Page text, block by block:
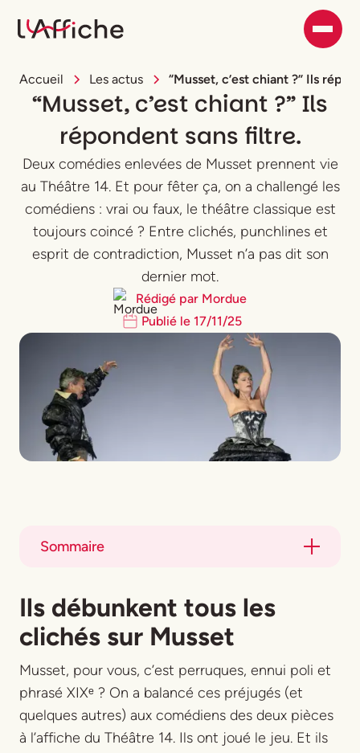
Accueil Les actus “Musset, c’est chiant ?” Ils
“Musset, c’est chiant ?” Ils
répondent sans filtre.
Deux comédies enlevées de Musset prennent vie
au Théâtre 14. Et pour fêter ça, on a challengé les
comédiens : vrai ou faux, le théâtre classique est
toujours coincé ? Entre clichés, punchlines et
esprit de contradiction, Musset n’a pas dit son
dernier mot.
Rédigé par Mordue
Publié le 17/11/25
Sommaire
Title
Ils débunkent tous les
clichés sur Musset
Musset, pour vous, c’est perruques, ennui poli et
phrasé XIXᵉ ? On a balancé ces préjugés (et
quelques autres) aux comédiens des deux pièces
à l’affiche du Théâtre 14. Ils ont joué le jeu. Et ils